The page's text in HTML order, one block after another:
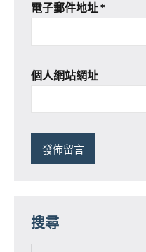
電子郵件地址*
個人網站網址
搜尋